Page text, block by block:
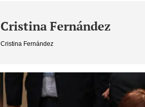
Cristina Fernández
Cristina Fernández